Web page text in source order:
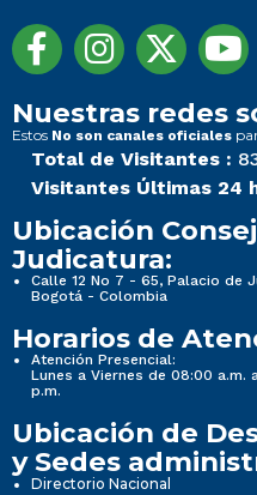
Nuestras redes
Estos No son canales oficiales
Total de Visitantes :
Visitantes Últimas 24
Ubicación
Judicatura:
Calle 12 No 7 - 65, Palacio de
Bogotá - Colombia
Horarios de
Atención Presencial:
Lunes a Viernes de 08:00 a.m.
p.m.
Ubicación de
y Sedes
Directorio Nacional